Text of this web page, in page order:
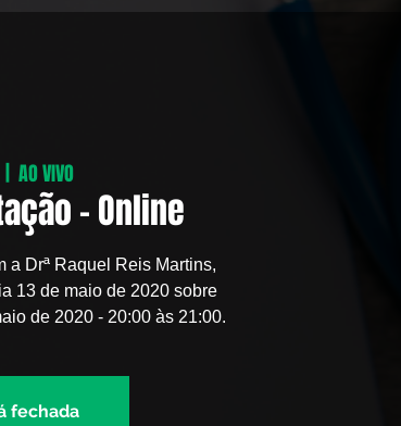
|
AO VIVO
- Online
a Drª Raquel Reis Martins,
13 de maio de 2020 sobre
de 2020 - 20:00 às 21:00.
fechada